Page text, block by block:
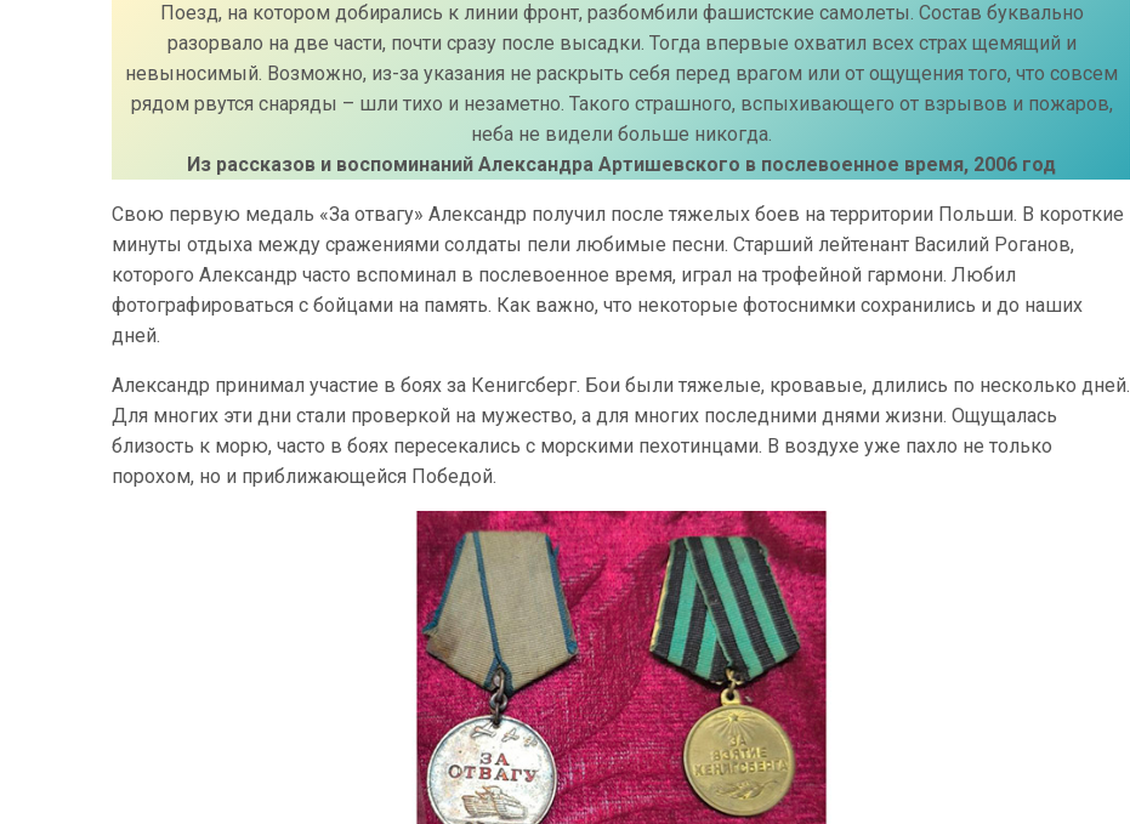
Поезд, на котором добирались к линии фронт, разбомбили фашистские самолеты. Состав буквально
разорвало на две части, почти сразу после высадки. Тогда впервые охватил всех страх щемящий и
невыносимый. Возможно, из-за указания не раскрыть себя перед врагом или от ощущения того, что совсем
рядом рвутся снаряды – шли тихо и незаметно. Такого страшного, вспыхивающего от взрывов и пожаров,
неба не видели больше никогда.
Из рассказов и воспоминаний Александра Артишевского в послевоенное время, 2006 год
Свою первую медаль «За отвагу» Александр получил после тяжелых боев на территории Польши. В короткие
минуты отдыха между сражениями солдаты пели любимые песни. Старший лейтенант Василий Роганов,
которого Александр часто вспоминал в послевоенное время, играл на трофейной гармони. Любил
фотографироваться с бойцами на память. Как важно, что некоторые фотоснимки сохранились и до наших
дней.
Александр принимал участие в боях за Кенигсберг. Бои были тяжелые, кровавые, длились по несколько дней.
Для многих эти дни стали проверкой на мужество, а для многих последними днями жизни. Ощущалась
близость к морю, часто в боях пересекались с морскими пехотинцами. В воздухе уже пахло не только
порохом, но и приближающейся Победой.